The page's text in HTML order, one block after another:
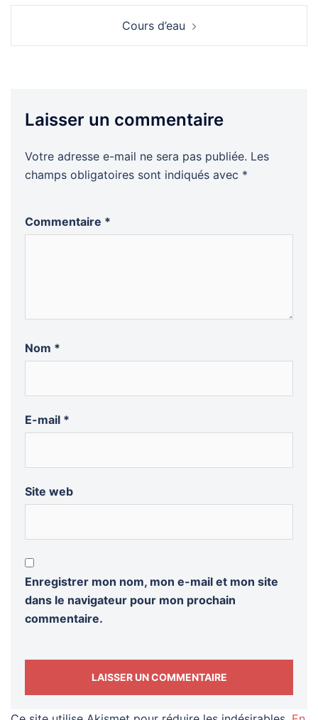
Cours d’eau
Laisser un commentaire
Votre adresse e-mail ne sera pas publiée. Les
champs obligatoires sont indiqués avec *
Commentaire *
Nom *
E-mail *
Site web
Enregistrer mon nom, mon e-mail et mon site
dans le navigateur pour mon prochain
commentaire.